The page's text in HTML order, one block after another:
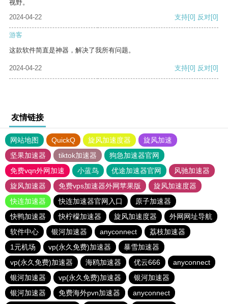
视野。
2024-04-22
支持[0] 反对[0]
游客
这款软件简直是神器，解决了我所有问题。
2024-04-22 支持[0] 反对[0]
友情链接
网站地图 QuickQ 旋风加速度器
旋风加速
坚果加速器
tiktok加速器
狗急加速器官网
免费vqn外网加速
小蓝鸟 优途加速器官网
风驰加速器
旋风加速器
免费vps加速器外网苹果版
旋风加速度器
快连加速器
快连加速器官网入口
原子加速器
快鸭加速器
快柠檬加速器 旋风加速度器
外网网址导航
软件中心
银河加速器 anyconnect
荔枝加速器
1元机场
vp(永久免费)加速器
暴雪加速器
vp(永久免费)加速器
海鸥加速器 优云666
anyconnect
银河加速器
vp(永久免费)加速器
银河加速器
银河加速器
免费海外pvn加速器 anyconnect